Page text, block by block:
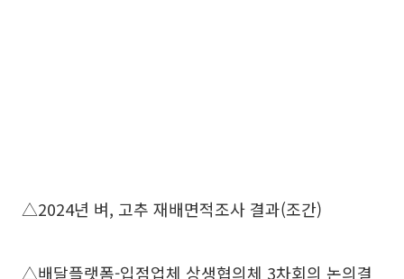
△2024년 벼, 고추 재배면적조사 결과(조간)
△배달플랫폼-입점업체 상생협의체 3차회의 논의결